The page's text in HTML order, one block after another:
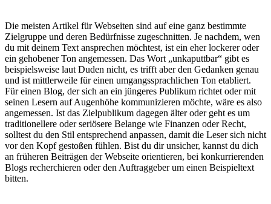
Die meisten Artikel für Webseiten sind auf eine ganz bestimmte
Zielgruppe und deren Bedürfnisse zugeschnitten. Je nachdem, wen
du mit deinem Text ansprechen möchtest, ist ein eher lockerer oder
ein gehobener Ton angemessen. Das Wort „unkaputtbar“ gibt es
beispielsweise laut Duden nicht, es trifft aber den Gedanken genau
und ist mittlerweile für einen umgangssprachlichen Ton etabliert.
Für einen Blog, der sich an ein jüngeres Publikum richtet oder mit
seinen Lesern auf Augenhöhe kommunizieren möchte, wäre es also
angemessen. Ist das Zielpublikum dagegen älter oder geht es um
traditionellere oder seriösere Belange wie Finanzen oder Recht,
solltest du den Stil entsprechend anpassen, damit die Leser sich nicht
vor den Kopf gestoßen fühlen. Bist du dir unsicher, kannst du dich
an früheren Beiträgen der Webseite orientieren, bei konkurrierenden
Blogs recherchieren oder den Auftraggeber um einen Beispieltext
bitten.